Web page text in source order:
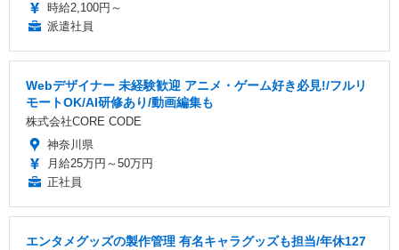
時給2,100円～
派遣社員
Webデザイナー 未経験歓迎 アニメ・ゲーム好き必見!/フルリ
モートOK/AI研修あり/動画編集も
株式会社CORE CODE
神奈川県
月給25万円～50万円
正社員
エンタメグッズの製作管理 有名キャラグッズも担当/年休127